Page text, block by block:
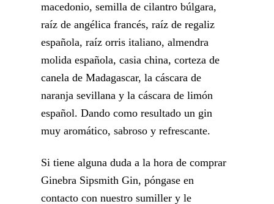
macedonio, semilla de cilantro búlgara,
raíz de angélica francés, raíz de regaliz
española, raíz orris italiano, almendra
molida española, casia china, corteza de
canela de Madagascar, la cáscara de
naranja sevillana y la cáscara de limón
español. Dando como resultado un gin
muy aromático, sabroso y refrescante.
Si tiene alguna duda a la hora de comprar
Ginebra Sipsmith Gin, póngase en
contacto con nuestro sumiller y le